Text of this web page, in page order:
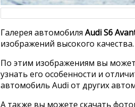
Галерея автомобиля Audi S6
изображений высокого качества.
По этим изображениям вы
узнать его особенности и
автомобиль Audi от других
А также вы можете скачать